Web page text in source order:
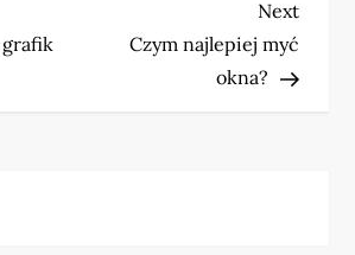
grafik
Next
Post
Next
Czym najlepiej myć
okna?